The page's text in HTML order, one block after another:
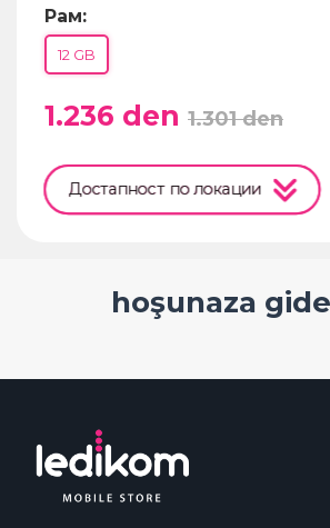
Рам:
12 GB
1.236 den 1.301den
Достапност по локации
hoşunaza